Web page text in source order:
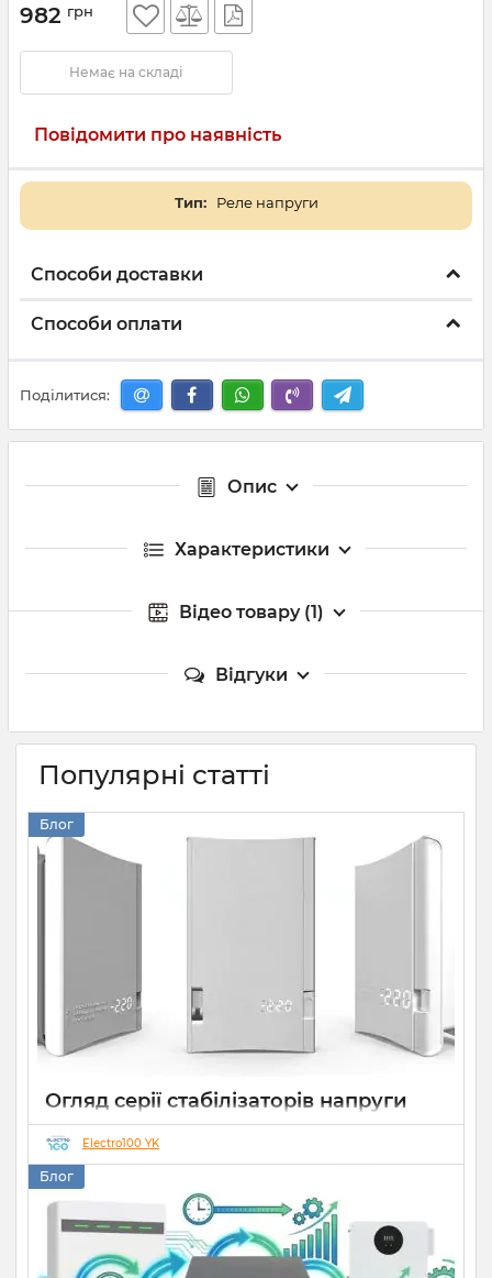
982 грн
Немає на складі
Повідомити про наявність
Тип: Реле напруги
Способи доставки
Способи оплати
Поділитися:
Опис
Характеристики
Відео товару (1)
Відгуки
Популярні статті
Блог
Огляд серії стабілізаторів напруги
Елекс АНТС: більше ніж просто
захист
22 07 2026
Electro100 YK
Блог